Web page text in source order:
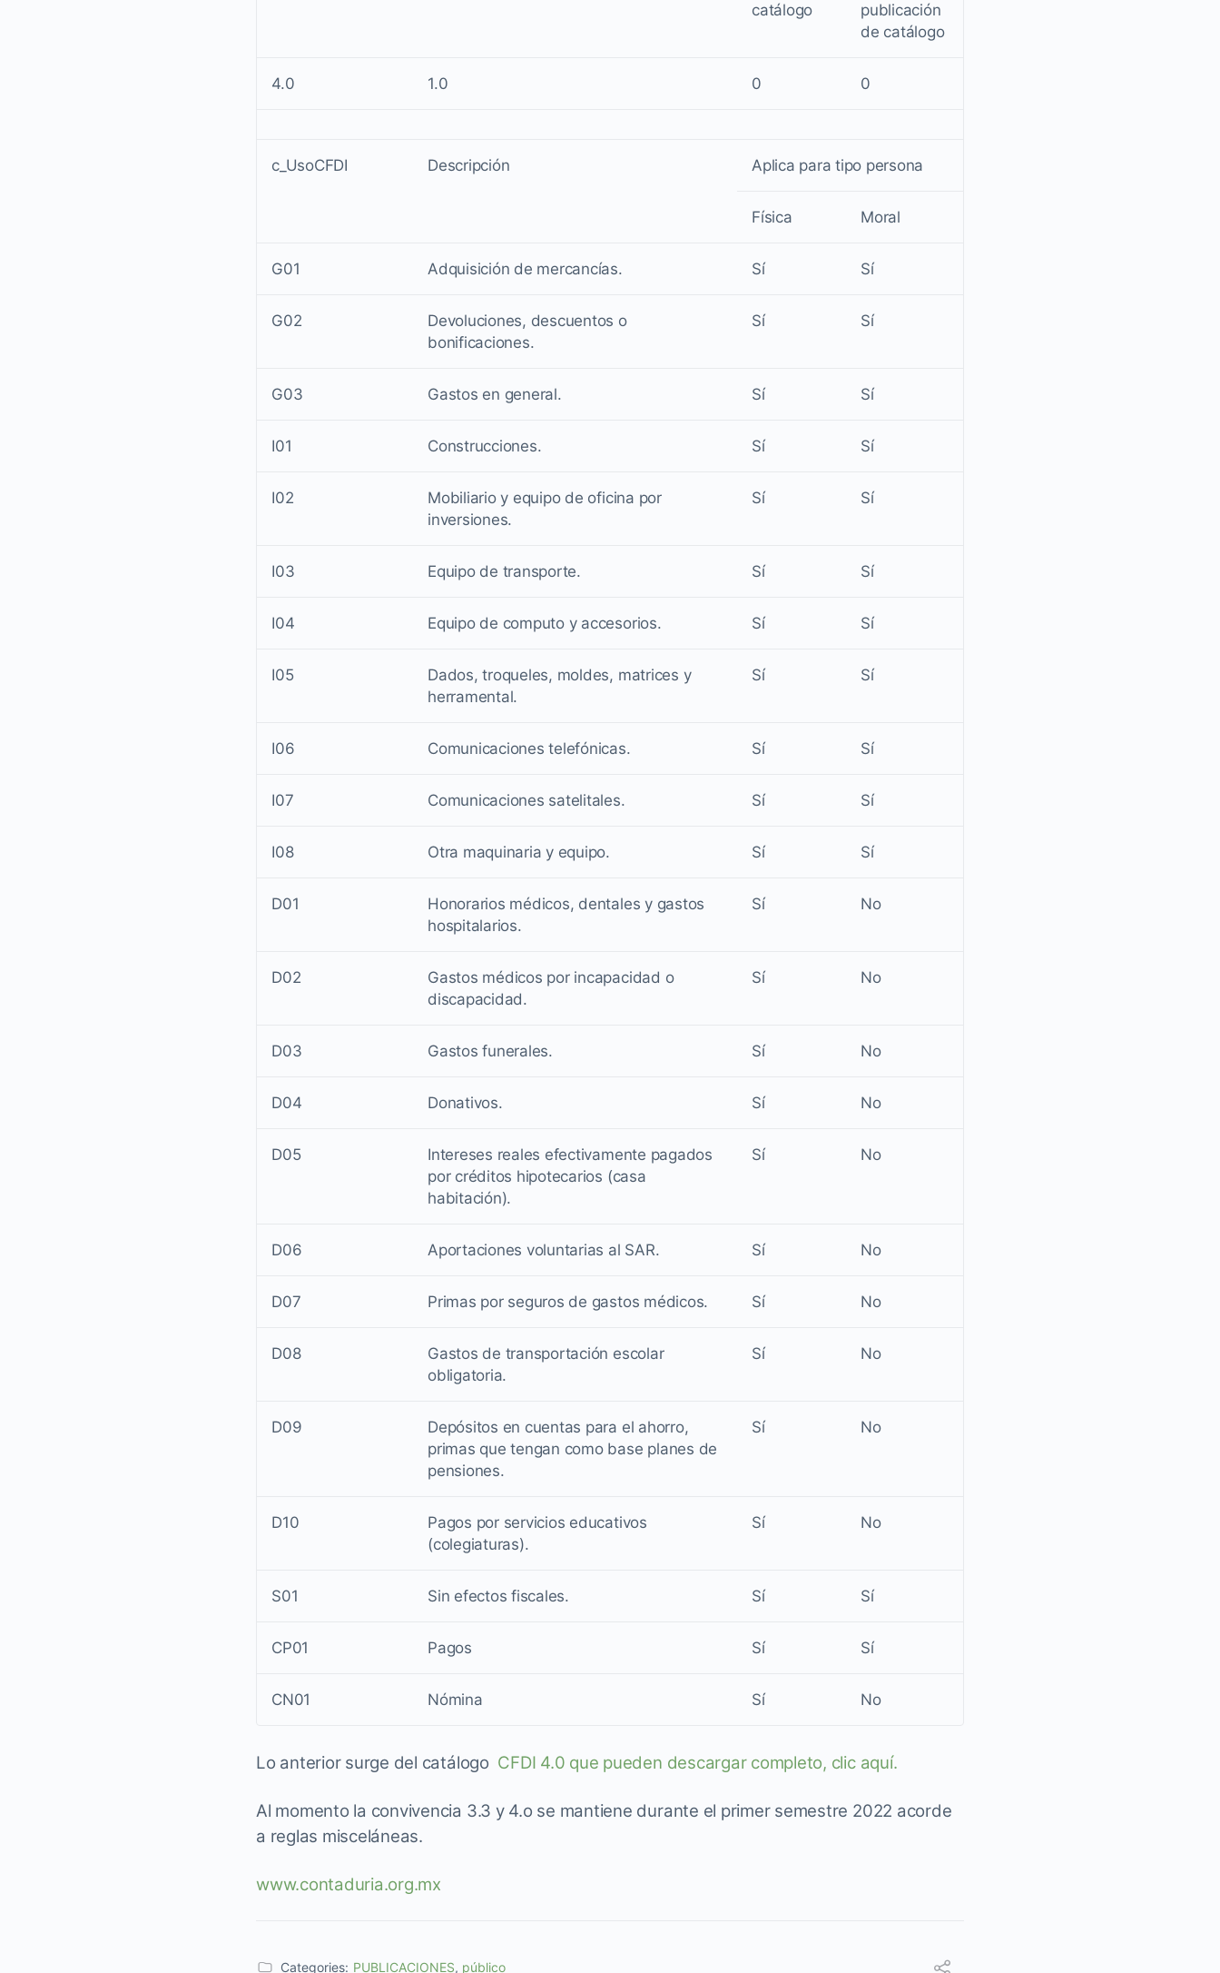
catálogo
publicación
de catálogo
4.0 1.0 0 0
c_UsoCFDI Descripción Aplica para tipo persona
Física Moral
G01 Adquisición de mercancías. Sí Sí
G02
Devoluciones, descuentos o
bonificaciones.
Sí Sí
G03 Gastos en general. Sí Sí
I01 Construcciones. Sí Sí
I02
Mobiliario y equipo de oficina por
inversiones.
Sí Sí
I03 Equipo de transporte. Sí Sí
I04 Equipo de computo y accesorios. Sí Sí
I05
Dados, troqueles, moldes, matrices y
herramental.
Sí Sí
I06 Comunicaciones telefónicas. Sí Sí
I07 Comunicaciones satelitales. Sí Sí
I08 Otra maquinaria y equipo. Sí Sí
D01
Honorarios médicos, dentales y gastos
hospitalarios.
Sí No
D02
Gastos médicos por incapacidad o
discapacidad.
Sí No
D03 Gastos funerales. Sí No
D04 Donativos. Sí No
D05
Intereses reales efectivamente pagados
por créditos hipotecarios (casa
habitación).
Sí No
D06 Aportaciones voluntarias al SAR. Sí No
D07 Primas por seguros de gastos médicos. Sí No
D08
Gastos de transportación escolar
obligatoria.
Sí No
D09
Depósitos en cuentas para el ahorro,
primas que tengan como base planes de
pensiones.
Sí No
D10
Pagos por servicios educativos
(colegiaturas).
Sí No
S01 Sin efectos fiscales. Sí Sí
CP01 Pagos Sí Sí
CN01 Nómina Sí No
Lo anterior surge del catálogo CFDI 4.0 que pueden descargar completo, clic aquí.
Al momento la convivencia 3.3 y 4.o se mantiene durante el primer semestre 2022 acorde
a reglas misceláneas.
www.contaduria.org.mx
Categories: PUBLICACIONES, público